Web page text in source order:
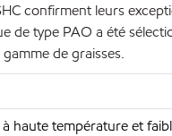
confirment leurs
type PAO a été
de graisses.
haute température et